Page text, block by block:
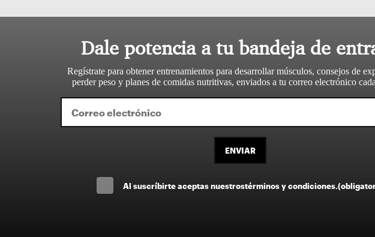
Dale potencia a tu bandeja de
Regístrate para obtener entrenamientos para desarrollar músculos, consejos de
perder peso y planes de comidas nutritivas, enviados a tu correo electrónico
ENVIAR
Al suscríbirte aceptas nuestrostérminos y condiciones .